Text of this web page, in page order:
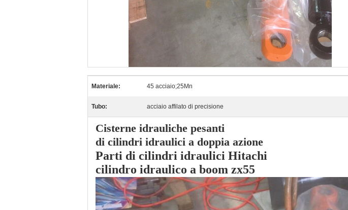
Materiale: 45 acciaio;25Mn
Tubo: acciaio affilato di precisione
Cisterne idrauliche pesanti
di cilindri idraulici a doppia azione
Parti di cilindri idraulici Hitachi
cilindro idraulico a boom zx55